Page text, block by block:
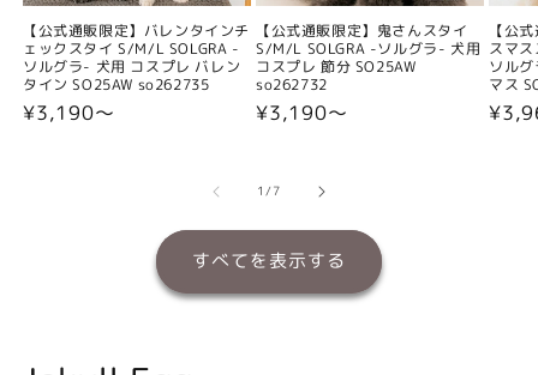
【公式通販限定】バレンタインチ
ェックスタイ S/M/L SOLGRA -
ソルグラ- 犬用 コスプレ バレン
タイン SO25AW so262735
通
¥3,190〜
【公式通販限定】鬼さんスタイ
S/M/L SOLGRA -ソルグラ- 犬用
コスプレ 節分 SO25AW
so262732
通
格
¥3,190〜
【公
スマ
ソル
マス
通
1/の
7
すべてを表示する